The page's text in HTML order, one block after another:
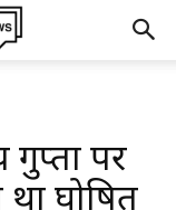
गुप्ता पर
घोषित